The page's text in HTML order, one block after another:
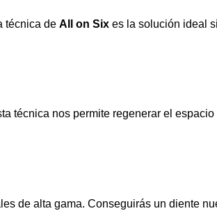
técnica de All on Six es la solución ideal
técnica nos permite regenerar el
de alta gama. Conseguirás un diente